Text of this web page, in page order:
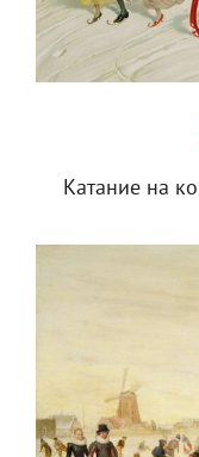
Катание на